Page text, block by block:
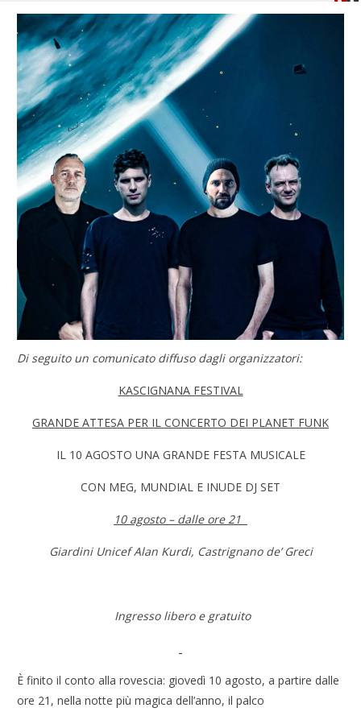
Di seguito un comunicato diffuso dagli organizzatori:
KASCIGNANA FESTIVAL
GRANDE ATTESA PER IL CONCERTO DEI PLANET FUNK
IL 10 AGOSTO UNA GRANDE FESTA MUSICALE
CON MEG, MUNDIAL E INUDE DJ SET
10 agosto – dalle ore 21
Giardini Unicef Alan Kurdi, Castrignano de’ Greci
Ingresso libero e gratuito
È finito il conto alla rovescia: giovedì 10 agosto, a partire dalle
ore 21, nella notte più magica dell’anno, il palco